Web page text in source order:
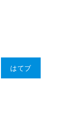
はてブ